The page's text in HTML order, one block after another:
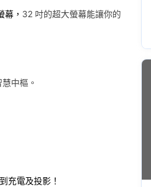
， 32 吋的超大螢幕能讓你的
中樞。
充電及投影！